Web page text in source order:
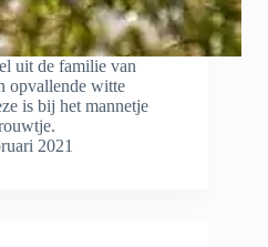
uit de familie van
opvallende witte
is bij het mannetje
2021